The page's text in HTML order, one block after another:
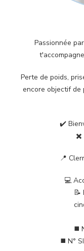
Passionnée
Perte de poids,
encore objectif
✔️
✖️
📍
💻
📝
◼️
◼️ N°